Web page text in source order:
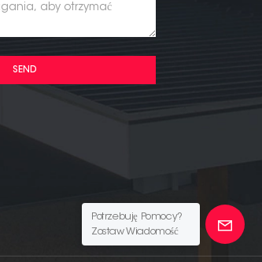
SEND
Potrzebuję Pomocy?
Zostaw Wiadomość